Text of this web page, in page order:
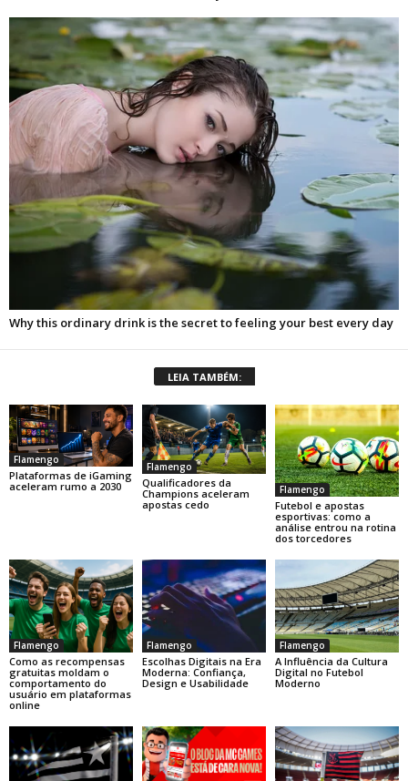
LEIA TAMBÉM:
Flamengo
Plataformas de iGaming
aceleram rumo a 2030
Flamengo
Qualificadores da
Champions aceleram
apostas cedo
Flamengo
Futebol e apostas
esportivas: como a
análise entrou na rotina
dos torcedores
Flamengo
Como as recompensas
gratuitas moldam o
comportamento do
usuário em plataformas
online
Flamengo
Escolhas Digitais na Era
Moderna: Confiança,
Design e Usabilidade
Flamengo
A Influência da Cultura
Digital no Futebol
Moderno